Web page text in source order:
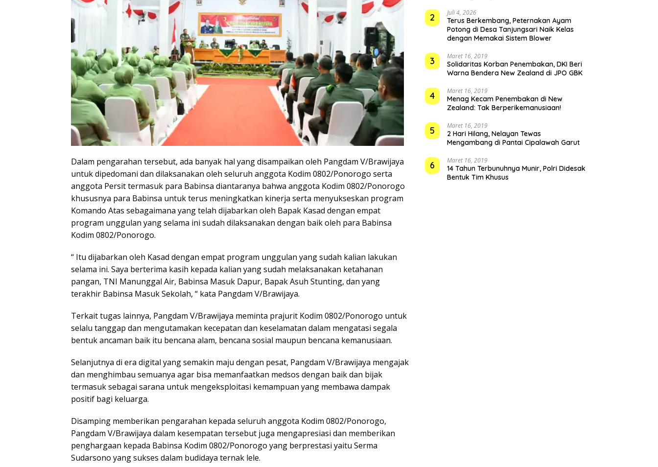
Dalam pengarahan tersebut, ada banyak hal yang disampaikan oleh Pangdam V/Brawijaya
untuk dipedomani dan dilaksanakan oleh seluruh anggota Kodim 0802/Ponorogo serta
anggota Persit termasuk para Babinsa diantaranya bahwa anggota Kodim 0802/Ponorogo
khususnya para Babinsa untuk terus meningkatkan kinerja serta menyukseskan program
Komando Atas sebagaimana yang telah dijabarkan oleh Bapak Kasad dengan empat
program unggulan yang selama ini sudah dilaksanakan dengan baik oleh para Babinsa
Kodim 0802/Ponorogo.
“ Itu dijabarkan oleh Kasad dengan empat program unggulan yang sudah kalian lakukan
selama ini. Saya berterima kasih kepada kalian yang sudah melaksanakan ketahanan
pangan, TNI Manunggal Air, Babinsa Masuk Dapur, Bapak Asuh Stunting, dan yang
terakhir Babinsa Masuk Sekolah, “ kata Pangdam V/Brawijaya.
Terkait tugas lainnya, Pangdam V/Brawijaya meminta prajurit Kodim 0802/Ponorogo untuk
selalu tanggap dan mengutamakan kecepatan dan keselamatan dalam mengatasi segala
bentuk ancaman baik itu bencana alam, bencana sosial maupun bencana kemanusiaan.
Selanjutnya di era digital yang semakin maju dengan pesat, Pangdam V/Brawijaya mengajak
dan menghimbau semuanya agar bisa memanfaatkan medsos dengan baik dan bijak
termasuk sebagai sarana untuk mengeksploitasi kemampuan yang membawa dampak
positif bagi keluarga.
Disamping memberikan pengarahan kepada seluruh anggota Kodim 0802/Ponorogo,
Pangdam V/Brawijaya dalam kesempatan tersebut juga mengapresiasi dan memberikan
penghargaan kepada Babinsa Kodim 0802/Ponorogo yang berprestasi yaitu Serma
Sudarsono yang sukses dalam budidaya ternak lele.
2 Juli 4, 2026
Terus Berkembang, Peternakan Ayam
Potong di Desa Tanjungsari Naik Kelas
dengan Memakai Sistem Blower
3 Maret 16, 2019
Solidaritas Korban Penembakan, DKI Beri
Warna Bendera New Zealand di JPO GBK
4 Maret 16, 2019
Menag Kecam Penembakan di New
Zealand: Tak Berperikemanusiaan!
5 Maret 16, 2019
2 Hari Hilang, Nelayan Tewas
Mengambang di Pantai Cipalawah Garut
6 Maret 16, 2019
14 Tahun Terbunuhnya Munir, Polri Didesak
Bentuk Tim Khusus